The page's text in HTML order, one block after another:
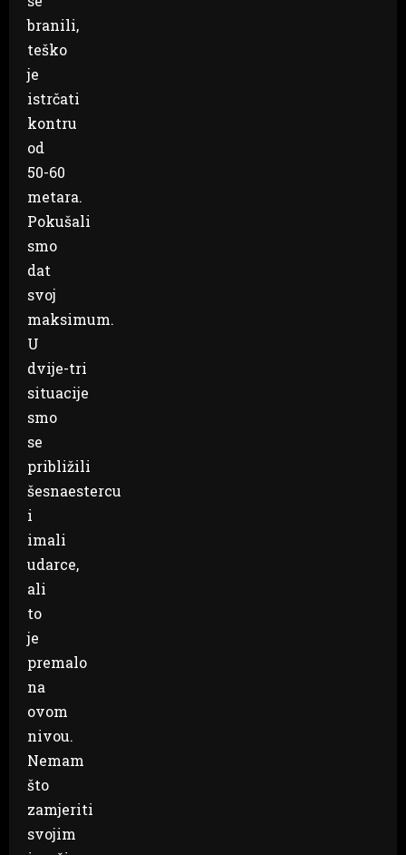
branili,
teško
je
istrčati
kontru
od
50-60
metara.
Pokušali
smo
dat
svoj
maksimum.
U
dvije-tri
situacije
smo
se
približili
šesnaestercu
i
imali
udarce,
ali
to
je
premalo
na
ovom
nivou.
Nemam
što
zamjeriti
svojim